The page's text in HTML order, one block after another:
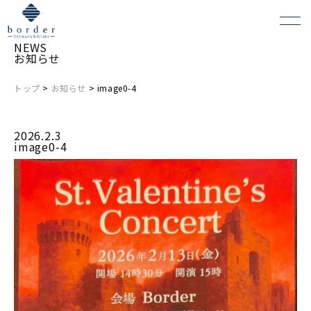
NEWS
お知らせ
トップ > お知らせ > image0-4
2026.2.3
image0-4